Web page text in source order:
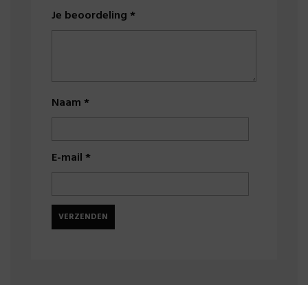
Je beoordeling*
Naam*
E-mail*